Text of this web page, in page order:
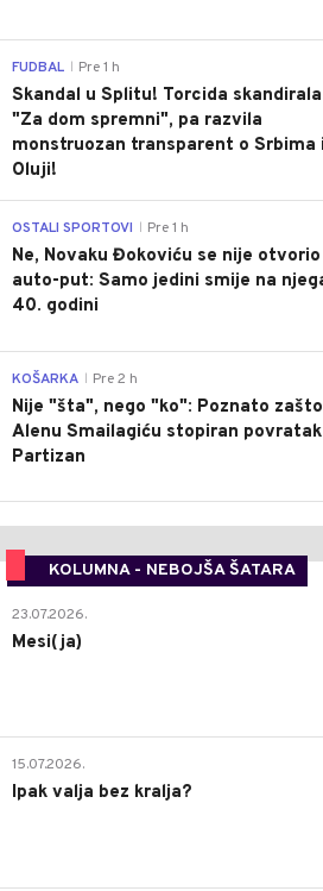
FUDBAL Pre 1 h
Skandal u Splitu! Torcida skandirala
"Za dom spremni", pa razvila
monstruozan transparent o Srbima i
Oluji!
OSTALI SPORTOVI Pre 1 h
Ne, Novaku Đokoviću se nije otvorio
auto-put: Samo jedini smije na
40. godini
KOŠARKA Pre 2 h
Nije "šta", nego "ko": Poznato
Alenu Smailagiću stopiran
Partizan
KOLUMNA - NEBOJŠA ŠATARA
23.07.2026.
Mesi(ja)
15.07.2026.
Ipak valja bez kralja?